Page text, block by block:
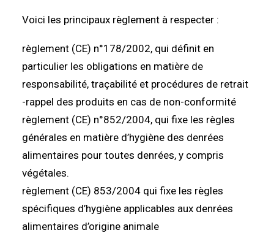
Voici les principaux règlement à respecter :
règlement (CE) n°178/2002, qui définit en
particulier les obligations en matière de
responsabilité, traçabilité et procédures de retrait
-rappel des produits en cas de non-conformité
règlement (CE) n°852/2004, qui fixe les règles
générales en matière d’hygiène des denrées
alimentaires pour toutes denrées, y compris
végétales.
règlement (CE) 853/2004 qui fixe les règles
spécifiques d’hygiène applicables aux denrées
alimentaires d’origine animale